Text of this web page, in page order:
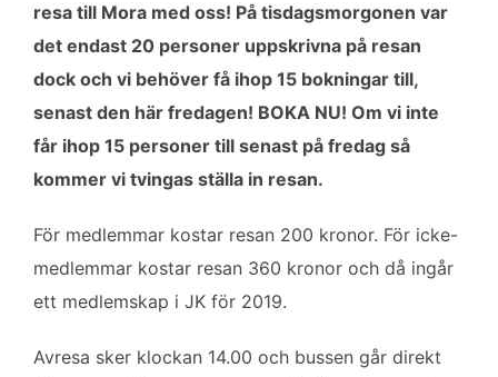
resa till Mora med oss! På tisdagsmorgonen var
det endast 20 personer uppskrivna på resan
dock och vi behöver få ihop 15 bokningar till,
senast den här fredagen! BOKA NU! Om vi inte
får ihop 15 personer till senast på fredag så
kommer vi tvingas ställa in resan.
För medlemmar kostar resan 200 kronor. För icke-
medlemmar kostar resan 360 kronor och då ingår
ett medlemskap i JK för 2019.
Avresa sker klockan 14.00 och bussen går direkt